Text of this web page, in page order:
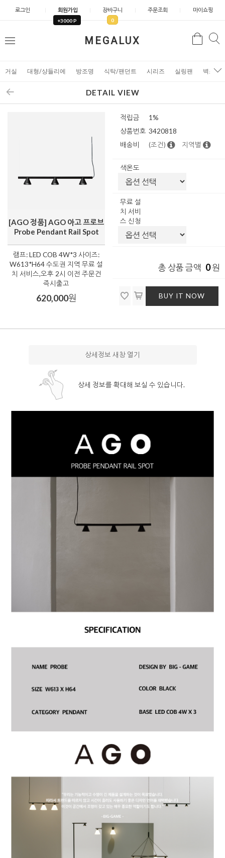
로그인 회원가입
+3000 P
장바구니
0
주문조회 마이쇼핑
MEGALUX
메
검
거실 대형/샹들리에 방조명 식탁/팬던트 시리즈 실링팬 벽조명
DETAIL VIEW
[AGO 정품] AGO 아고 프로브
Probe Pendant Rail Spot
램프: LED COB 4W*3 사이즈:
W613*H64 수도권 지역 무료 설
치 서비스,오후 2시 이전 주문건
즉시출고
620,000원
적립금
1%
상품번호 3420818
배송비
(조건) 지역별
색온도
무료 설
치 서비
스 신청
총 상품 금액 0원
BUY IT NOW
상세정보 새창 열기
상세 정보를 확대해 보실 수 있습니다.